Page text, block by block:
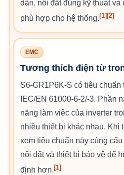
dẫn, nối đất đúng kỹ thuật và
phù hợp cho hệ thống. [1] [2]
EMC
Tương thích điện từ
S6-GR1P6K-S có tiêu
IEC/EN 61000-6-2/-3. Phần
năng làm việc của inverter
nhiều thiết bị khác nhau. Khi
xem tiêu chuẩn này cùng
nối đất và thiết bị bảo vệ để
định hơn. [1]